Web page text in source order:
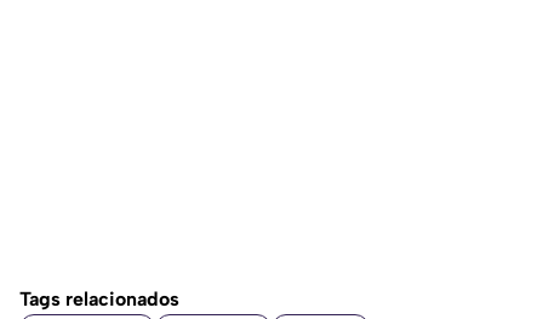
Tags relacionados